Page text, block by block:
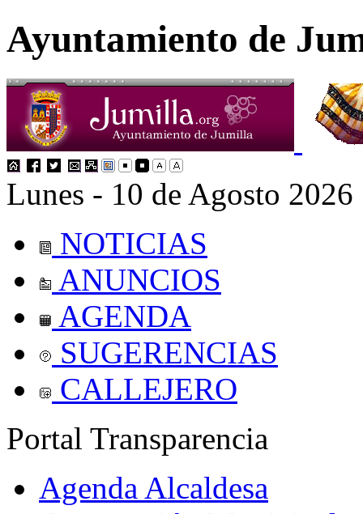
Ayuntamiento de
Lunes - 10 de Agosto 2026
NOTICIAS
ANUNCIOS
AGENDA
SUGERENCIAS
CALLEJERO
Portal Transparencia
Agenda Alcaldesa